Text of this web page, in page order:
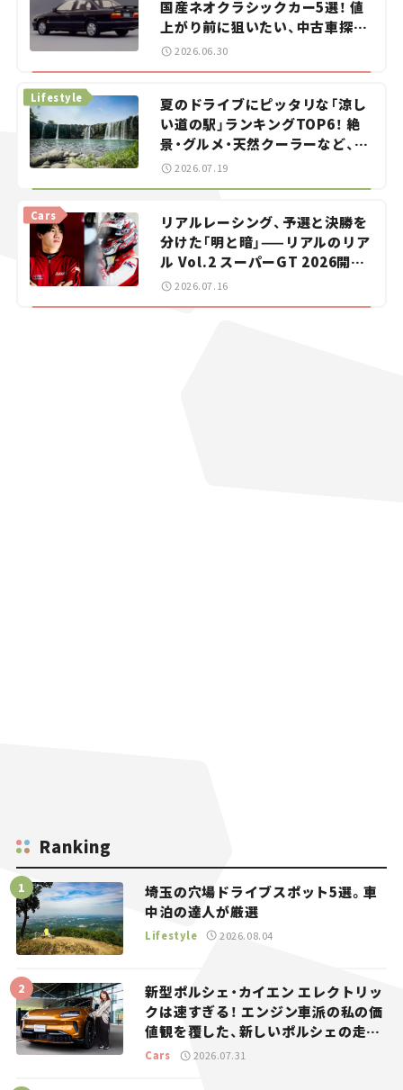
国産ネオクラシックカー5選！ 値
上がり前に狙いたい、中古車探し
をお手伝い――ちょっとイケてるマ
2026.06.30
夏のドライブにピッタリな「涼し
い道の駅」ランキングTOP6！ 絶
景・グルメ・天然クーラーなど、避
暑におすすめのスポットを紹介
【道の駅マニアの推し駅ガイド】
Lifestyle
2026.07.19
リアルレーシング、予選と決勝を
分けた「明と暗」——リアルのリア
ル Vol.2 スーパーGT 2026開幕
戦 岡山国際サーキット
Cars
2026.07.16
Ranking
埼玉の穴場ドライブスポット5選。車
中泊の達人が厳選
Lifestyle 2026.08.04
新型ポルシェ・カイエン エレクトリッ
クは速すぎる！ エンジン車派の私の価
値観を覆した、新しいポルシェの走
り。
Cars 2026.07.31